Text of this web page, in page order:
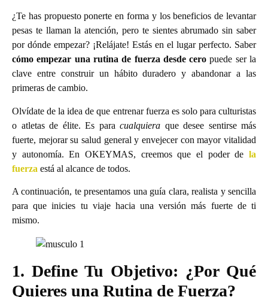
¿Te has propuesto ponerte en forma y los beneficios de levantar
pesas te llaman la atención, pero te sientes abrumado sin saber
por dónde empezar? ¡Relájate! Estás en el lugar perfecto. Saber
cómo empezar una rutina de fuerza desde cero puede ser la
clave entre construir un hábito duradero y abandonar a las
primeras de cambio.
Olvídate de la idea de que entrenar fuerza es solo para culturistas
o atletas de élite. Es para cualquiera que desee sentirse más
fuerte, mejorar su salud general y envejecer con mayor vitalidad
y autonomía. En OKEYMAS, creemos que el poder de la
fuerza está al alcance de todos.
A continuación, te presentamos una guía clara, realista y sencilla
para que inicies tu viaje hacia una versión más fuerte de ti
mismo.
1. Define Tu Objetivo: ¿Por Qué
Quieres una Rutina de Fuerza?